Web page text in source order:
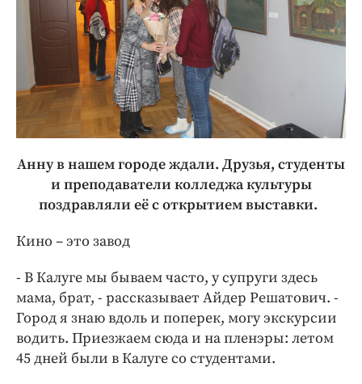
Анну в нашем городе ждали. Друзья, студенты
и преподаватели колледжа культуры
поздравляли её с открытием выставки.
Кино – это завод
- В Калуге мы бываем часто, у супруги здесь
мама, брат, - рассказывает Айдер Решатович. -
Город я знаю вдоль и поперек, могу экскурсии
водить. Приезжаем сюда и на пленэры: летом
45 дней были в Калуге со студентами.